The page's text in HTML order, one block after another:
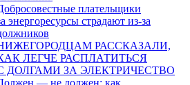
плательщики
энергоресурсы страдают из-за
РАССКАЗАЛИ,
ЛЕГЧЕ РАСПЛАТИТЬСЯ
ДОЛГАМИ ЗА ЭЛЕКТРИЧЕСТВО